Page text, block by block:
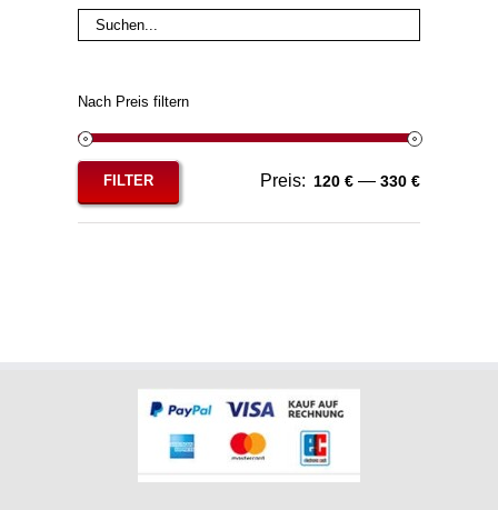
Nach Preis filtern
Min.
Preis
Max.
Preis
FILTER Preis: 120 € — 330 €